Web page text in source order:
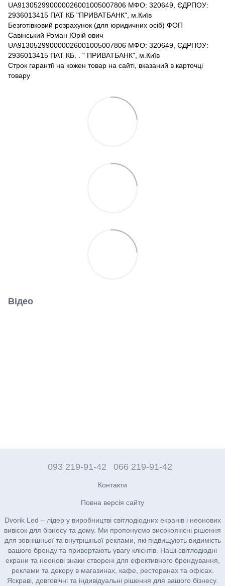
UA913052990000026001005007806 МФО: 320649, ЄДРПОУ:
2936013415 ПАТ КБ "ПРИВАТБАНК", м.Київ
Безготівковий розрахунок (для юридичних осіб) ФОП
Савінський Роман Юрій ович
UA913052990000026001005007806 МФО: 320649, ЄДРПОУ:
2936013415 ПАТ КБ. . " ПРИВАТБАНК", м.Київ
Строк гарантії на кожен товар на сайті, вказаний в карточці
товару
Відео
093 219-91-42 066 219-91-42
Контакти
Повна версія сайту
Dvorik Led – лідер у виробництві світлодіодних екранів і неонових
вивісок для бізнесу та дому. Ми пропонуємо високоякісні рішення
для зовнішньої та внутрішньої реклами, які підвищують видимість
вашого бренду та привертають увагу клієнтів. Наші світлодіодні
екрани та неонові знаки створені для ефективного брендування,
реклами та декору в магазинах, кафе, ресторанах та офісах.
Яскраві, довговічні та індивідуальні рішення для вашого бізнесу.